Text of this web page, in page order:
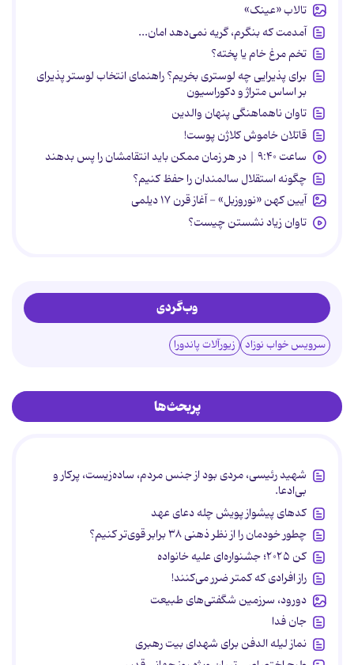
تالاب «عینک»
آمدمت که بنگرم، گریه نمی‌دهد امان...
تخم مرغ خام یا پخته؟
برای پذیرایی چه لوستری بخریم؟ راهنمای انتخاب لوستر پذیرای
بر اساس متراژ و دکوراسیون
تاوان ناهماهنگی پنهان والدین
قاتلان خاموش کلاژن پوست!
ساعت ۹:۴۰ | در هر زمان ممکن باید انتقامشان را پس بدهند
چگونه استقلال سالمندان را حفظ کنیم؟
آیین کهن «نوروزبل» - آغاز قرن ۱۷ دیلمی
تاوان زیاد نشستن چیست؟
وب‌گردی
سرویس خواب نوزاد زیورآلات پاندورا
پربحث‌ها
شهید رئیسی، مردی بود از جنس مردم، ساده‌زیست، پرکار و
بی‌ادعا.
کدهای پیشواز پویش چله دعای عهد
چطور خودمان را از نظر ذهنی ۳۸ برابر قوی‌تر کنیم؟
کن ۲۰۲۵؛ جشنواره‌ای علیه خانواده
راز افرادی که کمتر ضرر می‌کنند!
دورود، سرزمین شگفتی‌های طبیعت
جان فدا
نماز لیله الدفن برای شهدای بیت رهبری